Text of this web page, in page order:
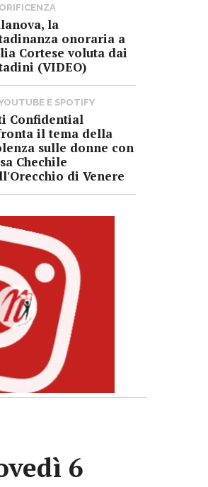
la
onoraria a
Cortese voluta dai
(VIDEO)
E SPOTIFY
Confidential
il tema della
sulle donne con
Chechile
di Venere
6